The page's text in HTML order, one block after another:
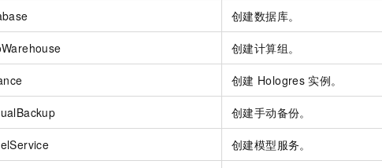
创建数据库。
创建计算组。
创建 Hologres 实例。
创建手动备份。
创建模型服务。
搭建 AI 应用
依托云原生高可用架构,实现Dify私有化部署
中增加一个 AI 助手
10分钟微调：让0.6B模型媲美235B模型
用1%尺寸在特定领域达到大模型90%以上效果
即刻拥有 DeepSeek-R1 满血版
多种方案随心选，轻松解锁专属 DeepSeek
多模态数据
超强辅助，